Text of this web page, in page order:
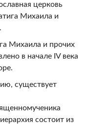
церковь
Михаила и
Михаила и прочих
в начале IV века
существует
состоит из